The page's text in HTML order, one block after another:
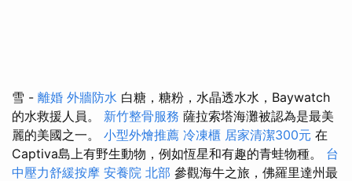
雪 - 離婚 外牆防水 白糖，糖粉，水晶透水水，Baywatch
的水救援人員。 新竹整骨服務 薩拉索塔海灘被認為是最美
麗的美國之一。 小型外燴推薦 冷凍櫃 居家清潔300元 在
Captiva島上有野生動物，例如恆星和有趣的青蛙物種。 台
中壓力舒緩按摩 安養院 北部 參觀海牛之旅，佛羅里達州最